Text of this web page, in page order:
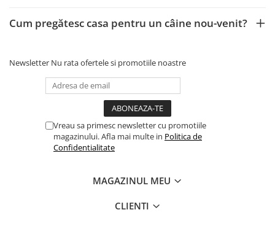
Cum pregătesc casa pentru un câine nou-venit?
Newsletter Nu rata ofertele si promotiile noastre
Vreau sa primesc newsletter cu promotiile
magazinului. Afla mai multe in Politica de
Confidentialitate
MAGAZINUL MEU
CLIENTI